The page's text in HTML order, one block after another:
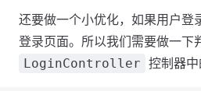
还要做一个小优化，如果用户登
登录页面。所以我们需要做一下
LoginController 控制器中